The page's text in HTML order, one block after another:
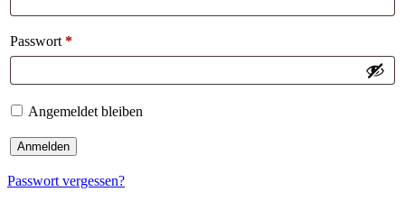
Passwort *
Angemeldet bleiben
Anmelden
Passwort vergessen?